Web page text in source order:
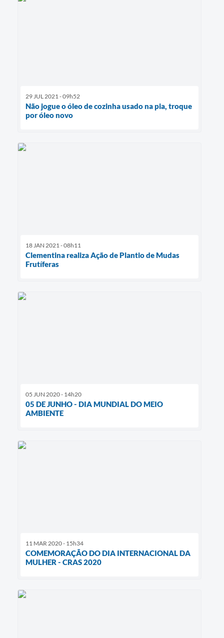
29 JUL 2021 - 09h52
Não jogue o óleo de cozinha usado na pia, troque
por óleo novo
18 JAN 2021 - 08h11
Clementina realiza Ação de Plantio de Mudas
Frutíferas
05 JUN 2020 - 14h20
05 DE JUNHO - DIA MUNDIAL DO MEIO
AMBIENTE
11 MAR 2020 - 15h34
COMEMORAÇÃO DO DIA INTERNACIONAL DA
MULHER - CRAS 2020